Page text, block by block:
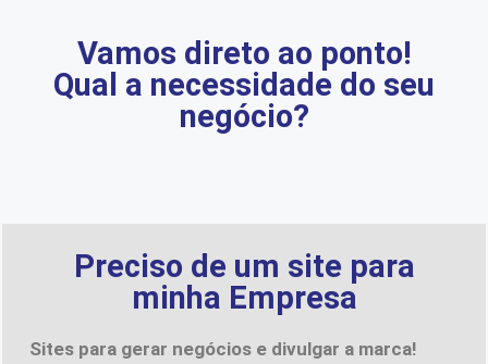
Vamos direto ao ponto!
Qual a necessidade do seu
negócio?
Preciso de um site para
minha Empresa
Sites para gerar negócios e divulgar a marca!